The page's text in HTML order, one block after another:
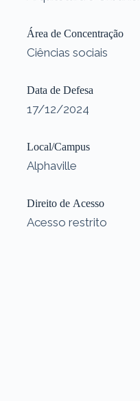
Área de Concentração
Ciências sociais
Data de Defesa
17/12/2024
Local/Campus
Alphaville
Direito de Acesso
Acesso restrito